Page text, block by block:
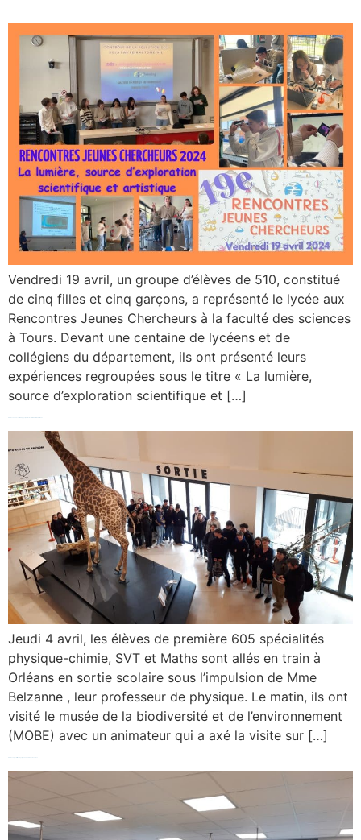
Vendredi 19 avril, un groupe d’élèves de 510, constitué
de cinq filles et cinq garçons, a représenté le lycée aux
Rencontres Jeunes Chercheurs à la faculté des sciences
à Tours. Devant une centaine de lycéens et de
collégiens du département, ils ont présenté leurs
expériences regroupées sous le titre « La lumière,
source d’exploration scientifique et […]
Jeudi 4 avril, les élèves de première 605 spécialités
physique-chimie, SVT et Maths sont allés en train à
Orléans en sortie scolaire sous l’impulsion de Mme
Belzanne , leur professeur de physique. Le matin, ils ont
visité le musée de la biodiversité et de l’environnement
(MOBE) avec un animateur qui a axé la visite sur […]